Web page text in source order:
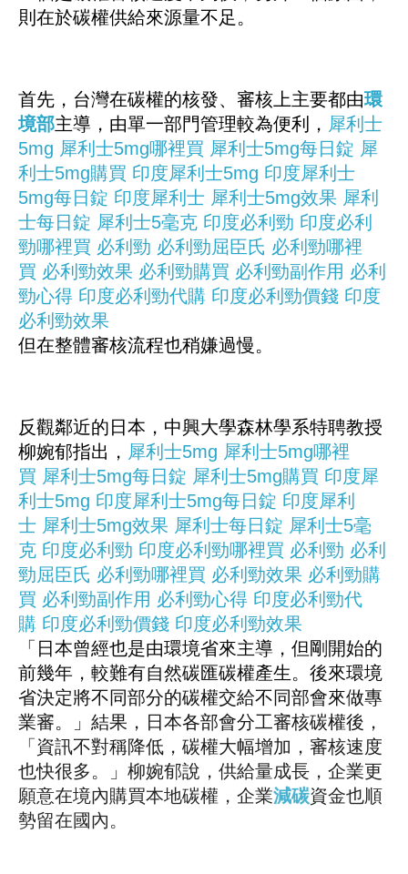
則在於碳權供給來源量不足。
首先，台灣在碳權的核發、審核上主要都由環
境部主導，由單一部門管理較為便利， 犀利士
5mg 犀利士5mg哪裡買 犀利士5mg每日錠 犀
利士5mg購買 印度犀利士5mg 印度犀利士
5mg每日錠 印度犀利士 犀利士5mg效果 犀利
士每日錠 犀利士5毫克 印度必利勁 印度必利
勁哪裡買 必利勁 必利勁屈臣氏 必利勁哪裡
買 必利勁效果 必利勁購買 必利勁副作用 必利
勁心得 印度必利勁代購 印度必利勁價錢 印度
必利勁效果
但在整體審核流程也稍嫌過慢。
反觀鄰近的日本，中興大學森林學系特聘教授
柳婉郁指出， 犀利士5mg 犀利士5mg哪裡
買 犀利士5mg每日錠 犀利士5mg購買 印度犀
利士5mg 印度犀利士5mg每日錠 印度犀利
士 犀利士5mg效果 犀利士每日錠 犀利士5毫
克 印度必利勁 印度必利勁哪裡買 必利勁 必利
勁屈臣氏 必利勁哪裡買 必利勁效果 必利勁購
買 必利勁副作用 必利勁心得 印度必利勁代
購 印度必利勁價錢 印度必利勁效果
「日本曾經也是由環境省來主導，但剛開始的
前幾年，較難有自然碳匯碳權產生。後來環境
省決定將不同部分的碳權交給不同部會來做專
業審。」結果，日本各部會分工審核碳權後，
「資訊不對稱降低，碳權大幅增加，審核速度
也快很多。」柳婉郁說，供給量成長，企業更
願意在境內購買本地碳權，企業減碳資金也順
勢留在國內。